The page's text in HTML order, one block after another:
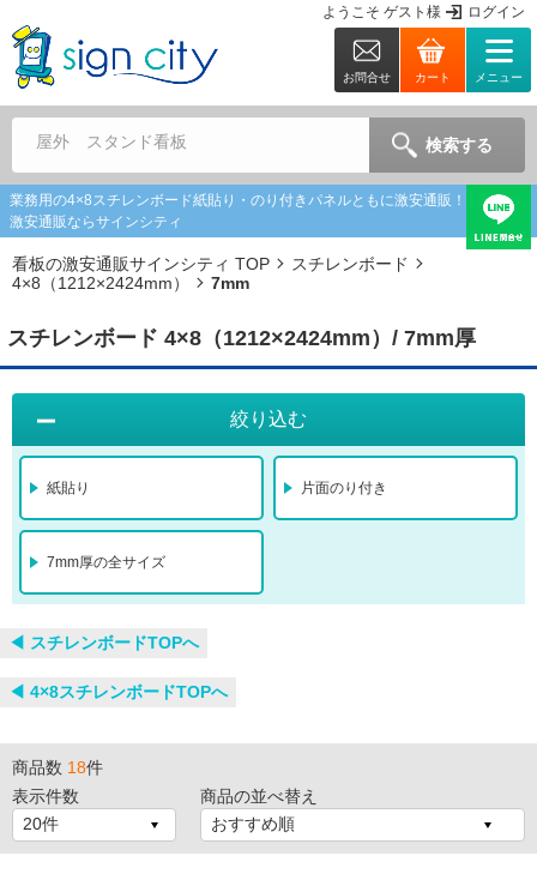
ようこそ ゲスト 様 ログイン
お問合せ カート メニュー
屋外 スタンド看板 検索する
業務用の4×8スチレンボード紙貼り・のり付きパネルともに激安通販！ | 看板の
激安通販ならサインシティ
看板の激安通販サインシティ TOP
スチレンボード
4×8（1212×2424mm）
7mm
スチレンボード 4×8（1212×2424mm）/ 7mm厚
絞り込む
紙貼り 片面のり付き
7mm厚の全サイズ
◀︎ スチレンボードTOPへ
◀︎ 4×8スチレンボードTOPへ
商品数 18件
表示件数
商品の並べ替え